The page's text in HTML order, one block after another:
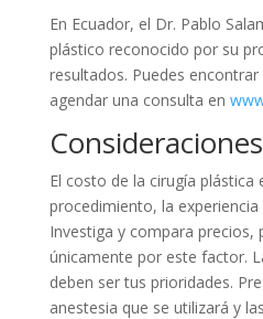
En Ecuador, el Dr. Pablo
plástico reconocido por su
resultados. Puedes
agendar una consulta en
El costo de la cirugía plástica
procedimiento, la
Investiga y compara precios,
únicamente por este factor.
deben ser tus prioridades.
anestesia que se utilizará y